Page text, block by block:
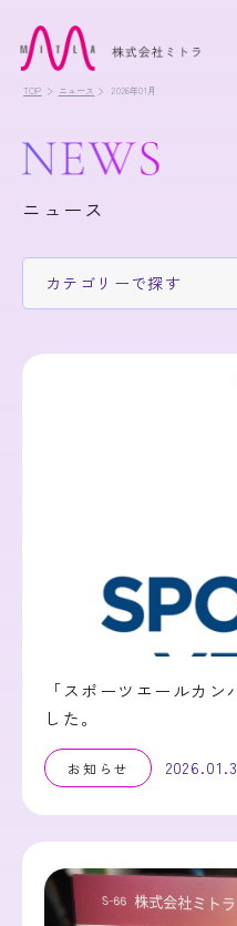
TOP ニュース 2026年01月
ニュース
カテゴリー で探す
「スポーツエールカ
した。
お知らせ